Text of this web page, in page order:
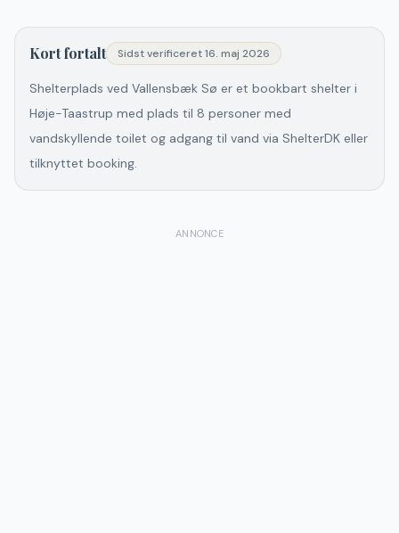
Kort fortalt Sidst verificeret16. maj 2026
Shelterplads ved Vallensbæk Sø er et bookbart shelter i
Høje-Taastrup med plads til 8 personer med
vandskyllende toilet og adgang til vand via ShelterDK eller
tilknyttet booking.
ANNONCE